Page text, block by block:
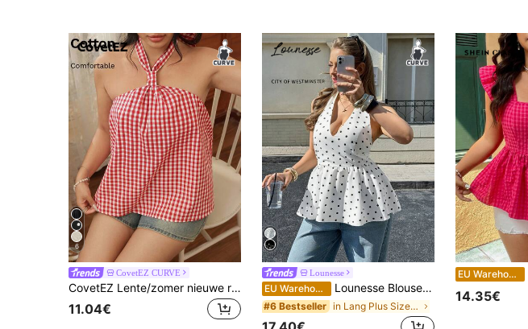
6
CovetEZ CURVE
CovetEZ Lente/zomer nieuwe rood-witte geruite linnen blouse met halterbandjes, casual en losvallend model, speciaal voor vrouwen met een maatje meer.
11.04€
Lounesse
EU Warehouse Lounesse Blouse met V-hals, stippenpatroon, strikceintuur en uitlopende zoom voor dames in grote maten, witte basis met zwarte stippen
#6 Bestseller in Lang Plus Size Vrouwen Tops
EU Warehouse
14.35€